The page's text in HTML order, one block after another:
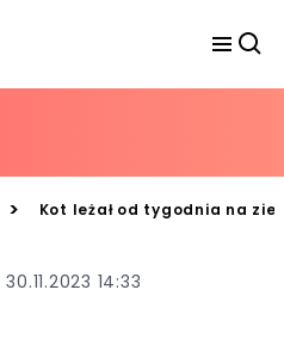
> Kot leżał od tygodnia na
30.11.2023 14:33